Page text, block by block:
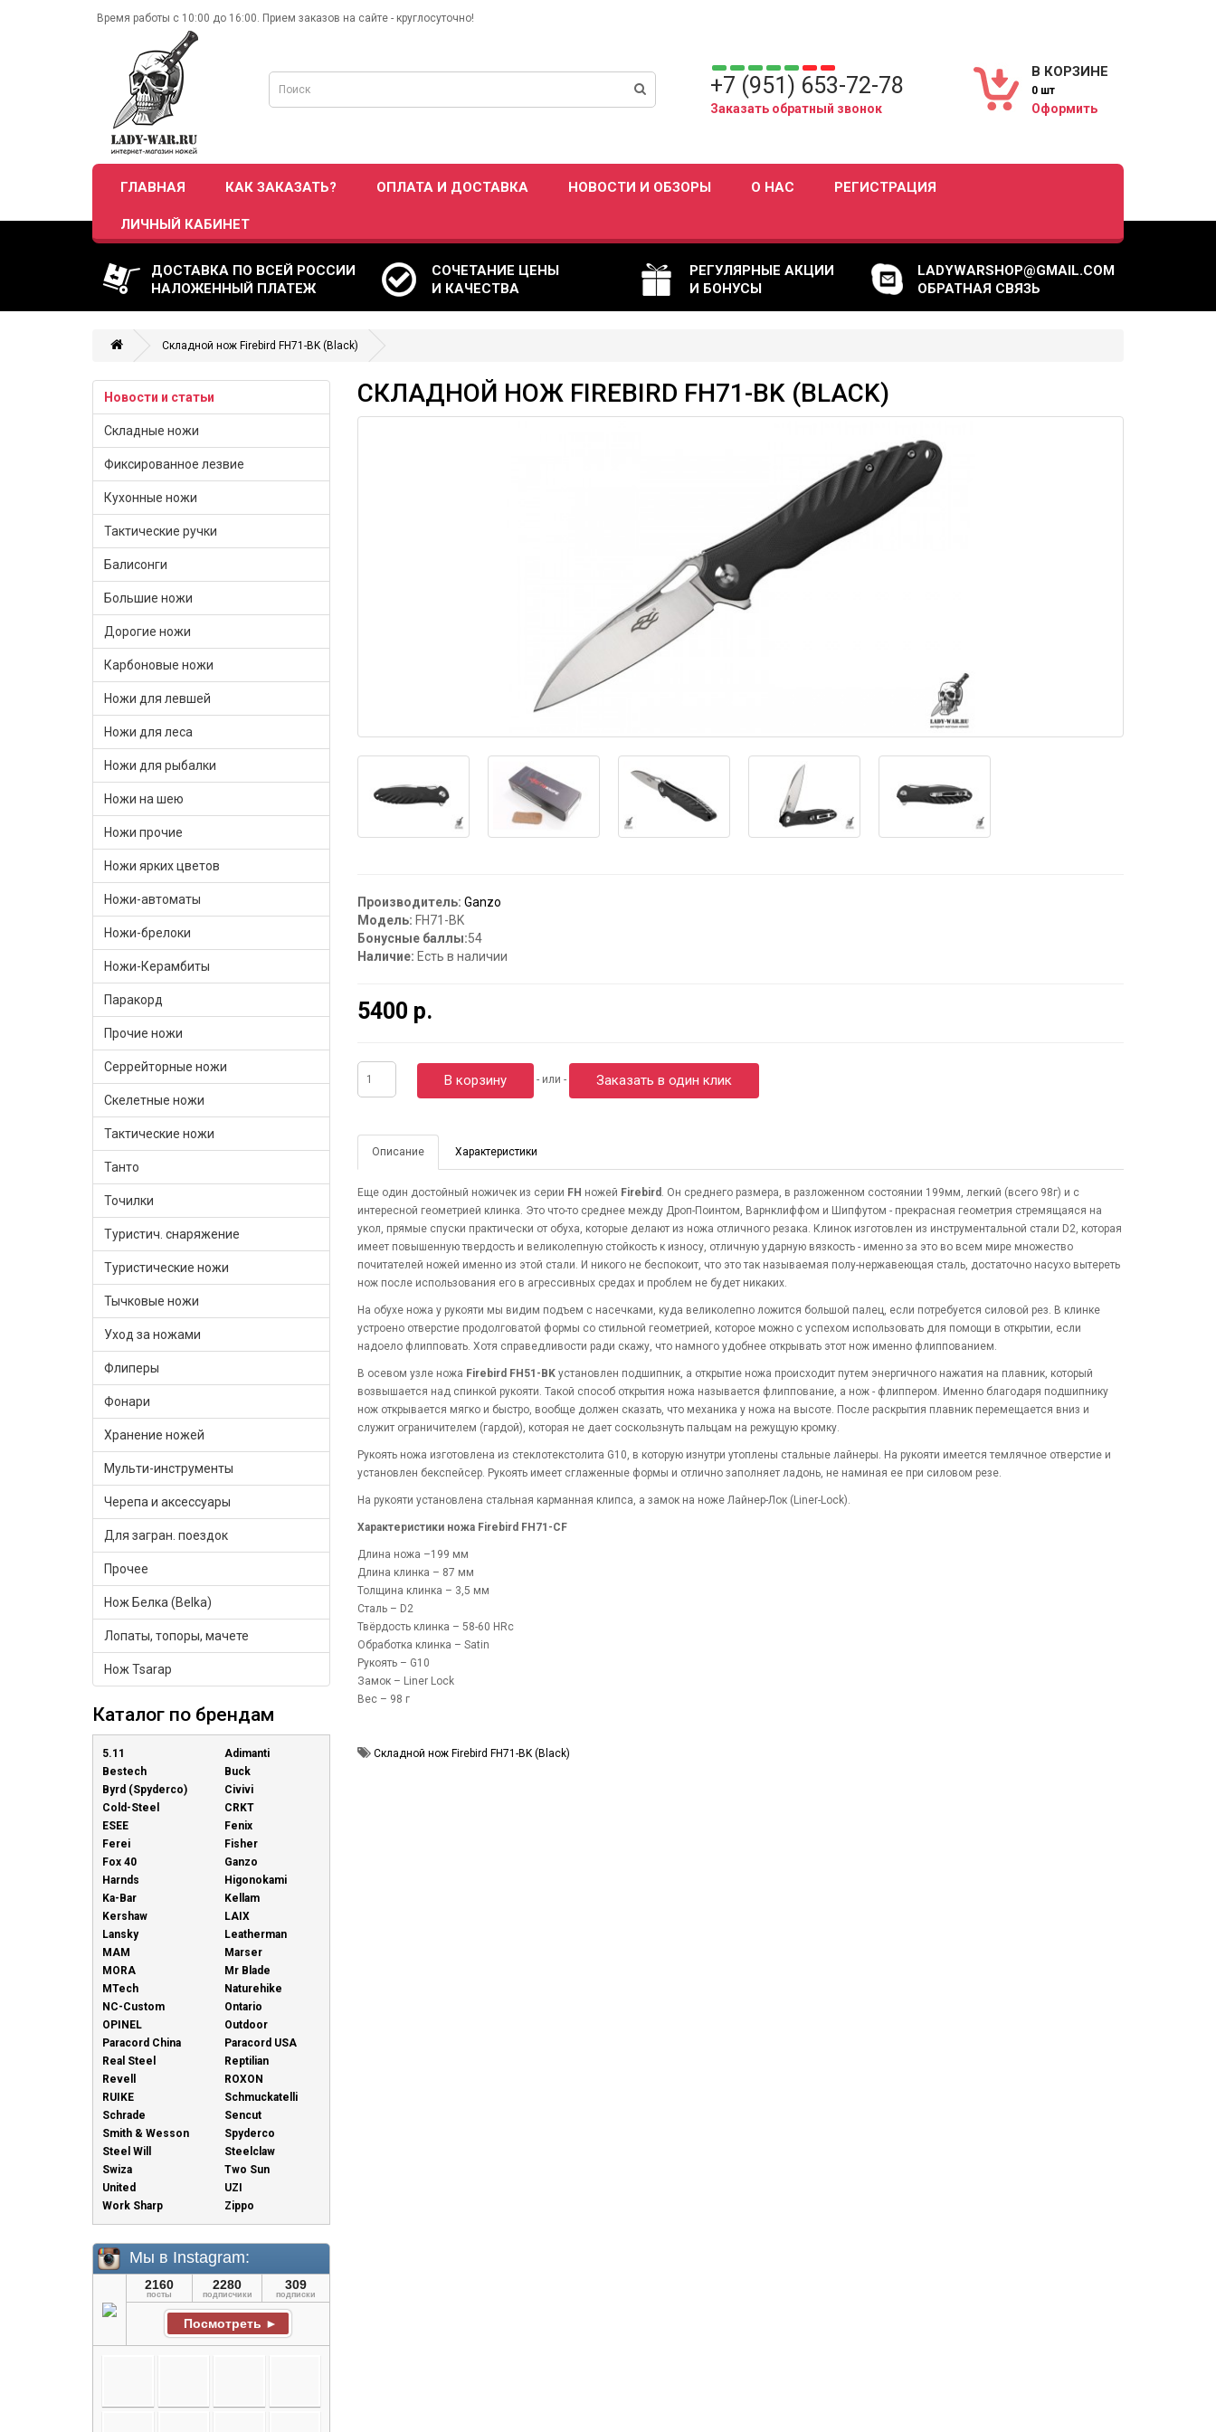
Время работы с 10:00 до 16:00. Прием заказов на сайте - круглосуточно!
+7 (951) 653-72-78
Заказать обратный звонок
В КОРЗИНЕ
0 шт
Оформить
ГЛАВНАЯ КАК ЗАКАЗАТЬ? ОПЛАТА И ДОСТАВКА НОВОСТИ И ОБЗОРЫ О НАС РЕГИСТРАЦИЯ
ЛИЧНЫЙ КАБИНЕТ
ДОСТАВКА ПО ВСЕЙ РОССИИ
НАЛОЖЕННЫЙ ПЛАТЕЖ
СОЧЕТАНИЕ ЦЕНЫ
И КАЧЕСТВА
РЕГУЛЯРНЫЕ АКЦИИ
И БОНУСЫ
LADYWARSHOP@GMAIL.COM
ОБРАТНАЯ СВЯЗЬ
Складной нож Firebird FH71-BK (Black)
Новости и статьи
Складные ножи
Фиксированное лезвие
Кухонные ножи
Тактические ручки
Балисонги
Большие ножи
Дорогие ножи
Карбоновые ножи
Ножи для левшей
Ножи для леса
Ножи для рыбалки
Ножи на шею
Ножи прочие
Ножи ярких цветов
Ножи-автоматы
Ножи-брелоки
Ножи-Керамбиты
Паракорд
Прочие ножи
Серрейторные ножи
Скелетные ножи
Тактические ножи
Танто
Точилки
Туристич. снаряжение
Туристические ножи
Тычковые ножи
Уход за ножами
Флиперы
Фонари
Хранение ножей
Мульти-инструменты
Черепа и аксессуары
Для загран. поездок
Прочее
Нож Белка (Belka)
Лопаты, топоры, мачете
Нож Tsarap
Каталог по брендам
5.11
Adimanti
Bestech
Buck
Byrd (Spyderco)
Civivi
Cold-Steel
CRKT
ESEE
Fenix
Ferei
Fisher
Fox 40
Ganzo
Harnds
Higonokami
Ka-Bar
Kellam
Kershaw
LAIX
Lansky
Leatherman
MAM
Marser
MORA
Mr Blade
MTech
Naturehike
NC-Custom
Ontario
OPINEL
Outdoor
Paracord China
Paracord USA
Real Steel
Reptilian
Revell
ROXON
RUIKE
Schmuckatelli
Schrade
Sencut
Smith & Wesson
Spyderco
Steel Will
Steelclaw
Swiza
Two Sun
United
UZI
Work Sharp
Zippo
СКЛАДНОЙ НОЖ FIREBIRD FH71-BK (BLACK)
Производитель: Ganzo
Модель: FH71-BK
Бонусные баллы:54
Наличие: Есть в наличии
5400 р.
В корзину - или - Заказать в один клик
Описание Характеристики
Еще один достойный ножичек из серии FH ножей Firebird
. Он среднего размера, в разложенном состоянии 199мм, легкий (всего 98г) и с
интересной геометрией клинка. Это что-то среднее между Дроп-Поинтом, Варнклиффом и Шипфутом - прекрасная геометрия стремящаяся на
укол, прямые спуски практически от обуха, которые делают из ножа отличного резака. Клинок изготовлен из инструментальной стали D2, которая
имеет повышенную твердость и великолепную стойкость к износу, отличную ударную вязкость - именно за это во всем мире множество
почитателей ножей именно из этой стали. И никого не беспокоит, что это так называемая полу-нержавеющая сталь, достаточно насухо вытереть
нож после использования его в агрессивных средах и проблем не будет никаких.
На обухе ножа у рукояти мы видим подъем с насечками, куда великолепно ложится большой палец, если потребуется силовой рез. В клинке
устроено отверстие продолговатой формы со стильной геометрией, которое можно с успехом использовать для помощи в открытии, если
надоело флипповать. Хотя справедливости ради скажу, что намного удобнее открывать этот нож именно флиппованием.
В осевом узле ножа Firebird FH51-BKустановлен подшипник, а открытие ножа происходит путем энергичного нажатия на плавник, который
возвышается над спинкой рукояти. Такой способ открытия ножа называется флиппование, а нож - флиппером. Именно благодаря подшипнику
нож открывается мягко и быстро, вообще должен сказать, что механика у ножа на высоте. После раскрытия плавник перемещается вниз и
служит ограничителем (гардой), которая не дает соскользнуть пальцам на режущую кромку.
Рукоять ножа изготовлена из стеклотекстолита G10, в которую изнутри утоплены стальные лайнеры. На рукояти имеется темлячное отверстие и
установлен бекспейсер. Рукоять имеет сглаженные формы и отлично заполняет ладонь, не наминая ее при силовом резе.
На рукояти установлена стальная карманная клипса, а замок на ноже Лайнер-Лок (Liner-Lock).
Характеристики ножа Firebird FH71-CF
Длина ножа –199 мм
Длина клинка – 87 мм
Толщина клинка – 3,5 мм
Сталь – D2
Твёрдость клинка – 58-60 HRc
Обработка клинка – Satin
Рукоять – G10
Замок – Liner Lock
Вес – 98 г
Складной нож Firebird FH71-BK (Black)